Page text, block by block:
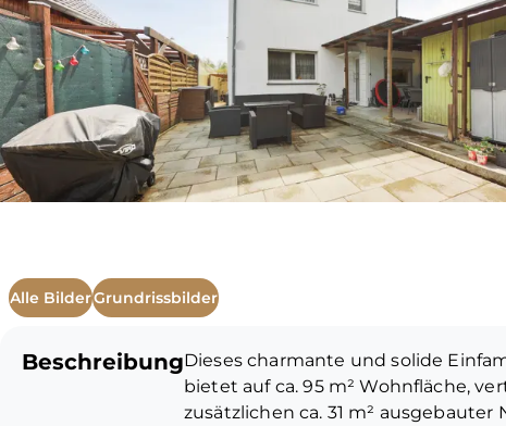
Alle BilderGrundrissbilder
BeschreibungDieses charmante und solide
bietet auf ca. 95 m² Wohnfläche,
zusätzlichen ca. 31 m²